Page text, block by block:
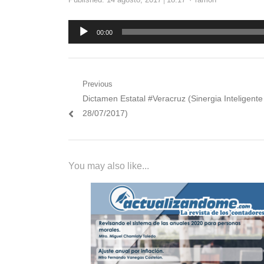
Reproductor
00:00
Navegación
de
Previous
Previous
post:
Dictamen Estatal #Veracruz (Sinergia Inteligente
28/07/2017)
You may also like...